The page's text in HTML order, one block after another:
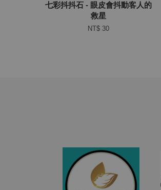
七彩抖抖石 - 眼皮會抖動客人的
救星
NT$ 30